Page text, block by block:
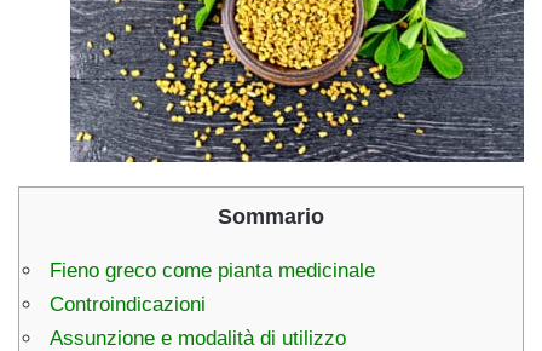
Sommario
Fieno greco come pianta medicinale
Controindicazioni
Assunzione e modalità di utilizzo